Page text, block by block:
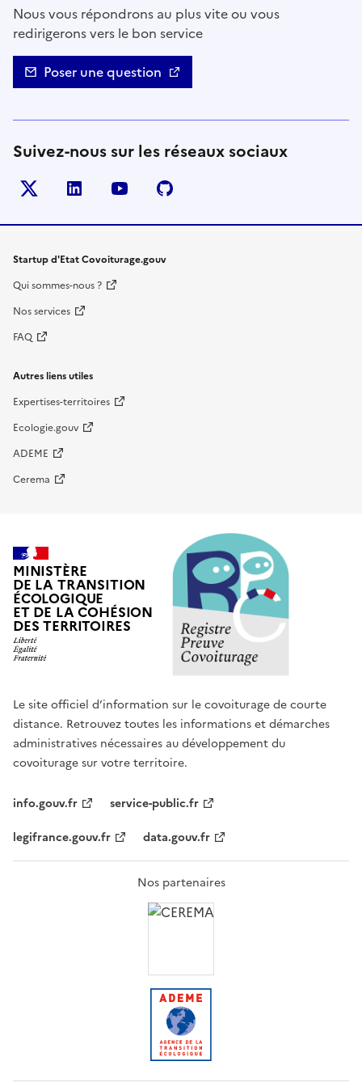
Nous vous répondrons au plus vite ou vous
redirigerons vers le bon service
Poser une question
Suivez-nous sur les réseaux sociaux
Twitter
- nouvelle fenêtre
LinkedIn
- nouvelle fenêtre
YouTube
- nouvelle fenêtre
- nouvelle fenêtre
Startup d'Etat Covoiturage.gouv
Qui sommes-nous ?
Nos services
FAQ
Autres liens utiles
Expertises-territoires
Ecologie.gouv
ADEME
Cerema
MINISTÈRE
DE LA TRANSITION
ÉCOLOGIQUE
ET DE LA COHÉSION
DES TERRITOIRES
Le site officiel d’information sur le covoiturage de courte
distance. Retrouvez toutes les informations et démarches
administratives nécessaires au développement du
covoiturage sur votre territoire.
info.gouv.fr
service-public.fr
legifrance.gouv.fr
data.gouv.fr
Nos partenaires